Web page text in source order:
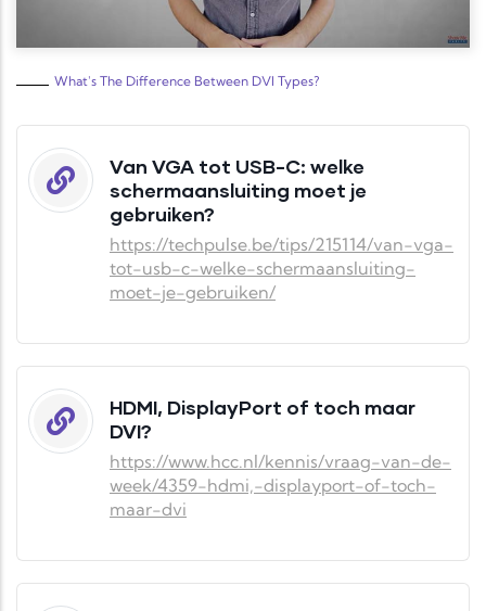
What's The Difference Between DVI Types?
Van VGA tot USB-C: welke
schermaansluiting moet je
gebruiken?
https://techpulse.be/tips/215114/van-vga-
tot-usb-c-welke-schermaansluiting-
moet-je-gebruiken/
HDMI, DisplayPort of toch maar
DVI?
https://www.hcc.nl/kennis/vraag-van-de-
week/4359-hdmi,-displayport-of-toch-
maar-dvi